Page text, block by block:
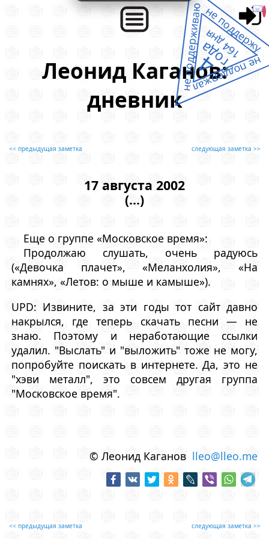
Леонид Каганов:
дневник
<< предыдущая заметка следующая заметка >>
17 августа 2002
(...)
Еще о группе «Московское время»:
Продолжаю слушать, очень радуюсь
(«Девочка плачет», «Меланхолия», «На
камнях», «Летов: о мыше и камыше»).
UPD: Извините, за эти годы тот сайт давно
накрылся, где теперь скачать песни — не
знаю. Поэтому и неработающие ссылки
удалил. "Выслать" и "выложить" тоже не могу,
попробуйте поискать в интернете. Да, это не
"хэви металл", это совсем другая группа
"Московское время".
© Леонид Каганов lleo@lleo.me
<< предыдущая заметка следующая заметка >>
не поддержал
не поддерживаюне поддержу
4
года
164 дня